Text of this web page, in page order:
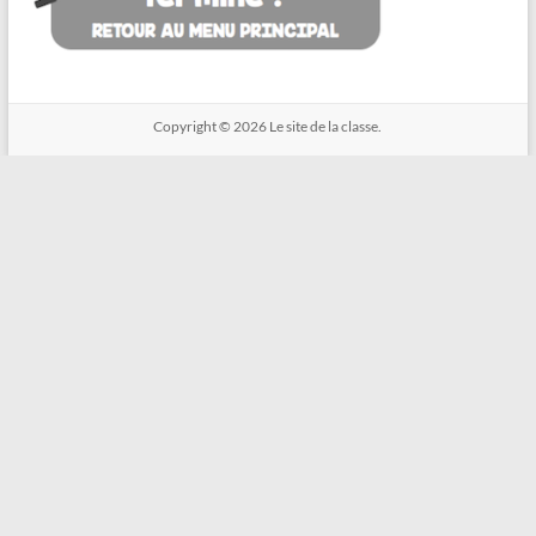
Copyright © 2026 Le site de la classe.